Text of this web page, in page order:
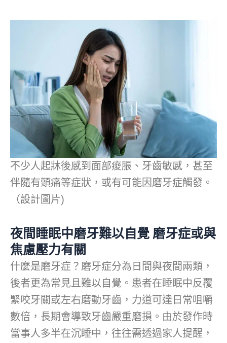
不少人起牀後感到面部痠脹、牙齒敏感，甚至
伴隨有頭痛等症狀，或有可能因磨牙症觸發。
（設計圖片)
夜間睡眠中磨牙難以自覺 磨牙症或與
焦慮壓力有關
什麼是磨牙症？磨牙症分為日間與夜間兩類，
後者更為常見且難以自覺。患者在睡眠中反覆
緊咬牙關或左右磨動牙齒，力道可達日常咀嚼
數倍，長期會導致牙齒嚴重磨損。由於發作時
當事人多半在沉睡中，往往需透過家人提醒，